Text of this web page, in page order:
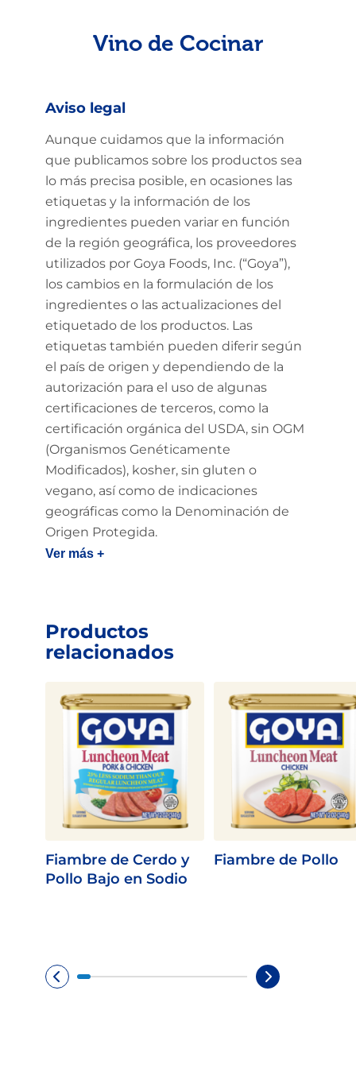
Vino de Cocinar
Aviso legal
Aunque cuidamos que la información
que publicamos sobre los productos sea
lo más precisa posible, en ocasiones las
etiquetas y la información de los
ingredientes pueden variar en función
de la región geográfica, los proveedores
utilizados por Goya Foods, Inc. (“Goya”),
los cambios en la formulación de los
ingredientes o las actualizaciones del
etiquetado de los productos. Las
etiquetas también pueden diferir según
el país de origen y dependiendo de la
autorización para el uso de algunas
certificaciones de terceros, como la
certificación orgánica del USDA, sin OGM
(Organismos Genéticamente
Modificados), kosher, sin gluten o
vegano, así como de indicaciones
geográficas como la Denominación de
Origen Protegida.
Ver más +
Productos
relacionados
Fiambre de Cerdo y
Pollo Bajo en Sodio
Fiambre de Pollo